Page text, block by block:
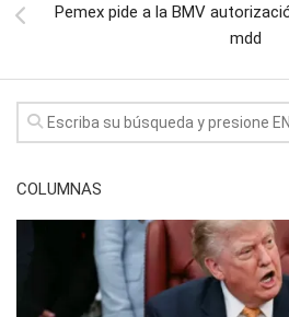
Pemex pide a la BMV
mdd
COLUMNAS